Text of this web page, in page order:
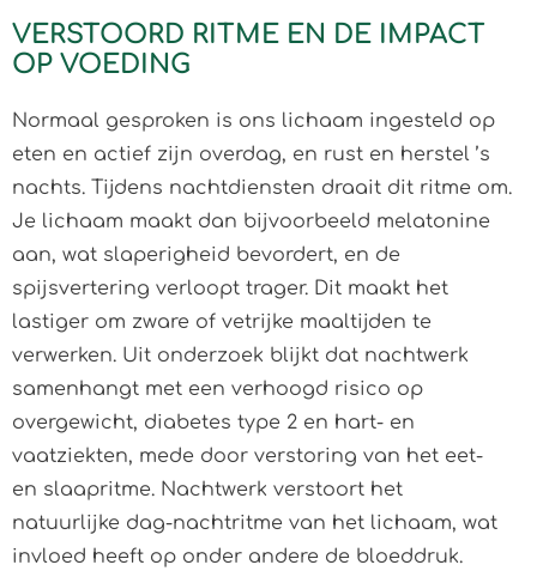
VERSTOORD RITME EN DE IMPACT
OP VOEDING
Normaal gesproken is ons lichaam ingesteld op
eten en actief zijn overdag, en rust en herstel ’s
nachts. Tijdens nachtdiensten draait dit ritme om.
Je lichaam maakt dan bijvoorbeeld melatonine
aan, wat slaperigheid bevordert, en de
spijsvertering verloopt trager. Dit maakt het
lastiger om zware of vetrijke maaltijden te
verwerken. Uit onderzoek blijkt dat nachtwerk
samenhangt met een verhoogd risico op
overgewicht, diabetes type 2 en hart- en
vaatziekten, mede door verstoring van het eet-
en slaapritme. Nachtwerk verstoort het
natuurlijke dag-nachtritme van het lichaam, wat
invloed heeft op onder andere de bloeddruk.